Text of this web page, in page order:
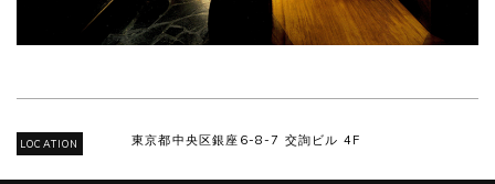
LOCATION 東京都中央区銀座6-8-7 交詢ビル 4F